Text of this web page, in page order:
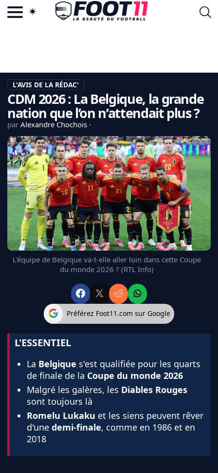
LA CHARTE
VIE PRIVÉE
CGU
CONTACTEZ-NOUS
MERCATO
CDM 2026
EDF
PSG
LIGUE 1
REAL MADRID
FC BARCELONE
MANCHESTER UNITED
CHELSEA
ARSENAL
L'AVIS DE LA RÉDAC'
CDM 2026 : La Belgique, la grande
nation que l’on n’attendait plus ?
par Alexandre Chochois
L'équipe de Belgique va-t-elle aller loin dans cette Coupe
du monde 2026 ? (RTL Info)
Préférez Foot11.com sur Google
L'ESSENTIEL
La Belgique s'est qualifiée pour les quarts
de finale de la Coupe du monde 2026
Malgré les galères, les Diables Rouges
sont toujours là
Romelu Lukaku et les siens peuvent rêver
d'une demi-finale, comme en 1986 et en
2018